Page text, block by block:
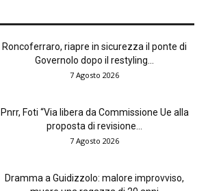
Roncoferraro, riapre in sicurezza il ponte di
Governolo dopo il restyling...
7 Agosto 2026
Pnrr, Foti “Via libera da Commissione Ue alla
proposta di revisione...
7 Agosto 2026
Dramma a Guidizzolo: malore improvviso,